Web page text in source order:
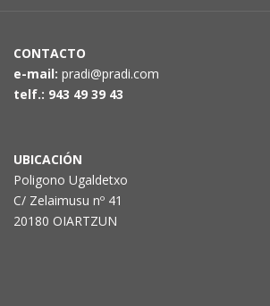
CONTACTO
e-mail: pradi@pradi.com
telf.: 943 49 39 43
UBICACIÓN
Poligono Ugaldetxo
C/ Zelaimusu nº 41
20180 OIARTZUN